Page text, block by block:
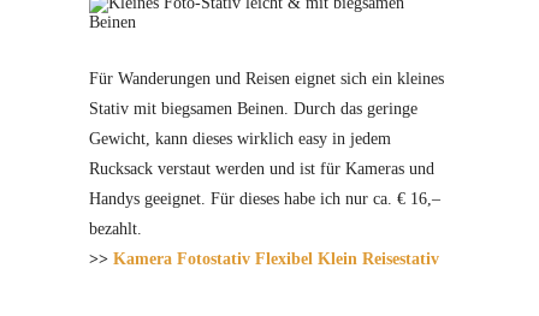
Für Wanderungen und Reisen eignet sich ein kleines
Stativ mit biegsamen Beinen. Durch das geringe
Gewicht, kann dieses wirklich easy in jedem
Rucksack verstaut werden und ist für Kameras und
Handys geeignet. Für dieses habe ich nur ca. € 16,–
bezahlt.
>> Kamera Fotostativ Flexibel Klein Reisestativ